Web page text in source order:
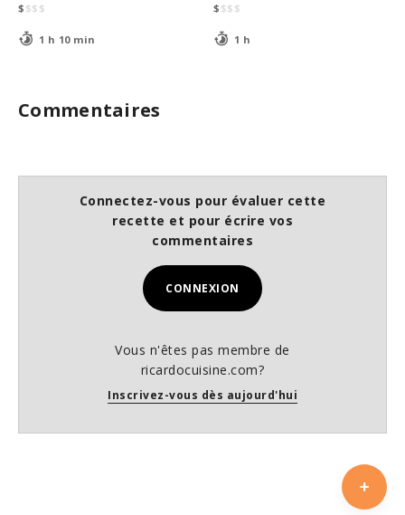
$ $$ $
1 h 10 min
$ $$ $
1 h
Commentaires
Connectez-vous pour évaluer cette
recette et pour écrire vos
commentaires
CONNEXION
Vous n'êtes pas membre de
ricardocuisine.com?
Inscrivez-vous dès aujourd'hui